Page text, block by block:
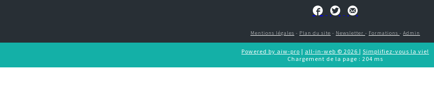
Mentions légales - Plan du site - Newsletter - Formations - Admin
Powered by aiw-pro | all-in-web © 2026 | Simplifiez-vous la vie!
Chargement de la page : 204 ms